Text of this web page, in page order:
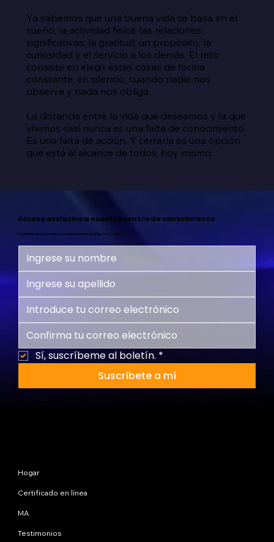
Ya sabemos que una buena vida se basa en el
sueño, la actividad física, las relaciones
significativas, la gratitud, un propósito, la
curiosidad y el servicio a los demás. El reto
consiste en elegir estas cosas de forma
constante, en silencio, cuando nadie nos
observa y nada nos obliga.
La distancia entre la vida que deseamos y la que
vivimos casi nunca es una falta de conocimiento.
Es una falta de acción. Y cerrarla es una opción
que está al alcance de todos, hoy mismo.
Acceso exclusivo a nuestro centro de conocimiento
¡Suscríbete ahora y comienza tu viaje hacia una vida más feliz y plena!
Sí, suscríbeme al boletín. *
Suscríbete a mí
Hogar
Certificado en línea
MA
Testimonios